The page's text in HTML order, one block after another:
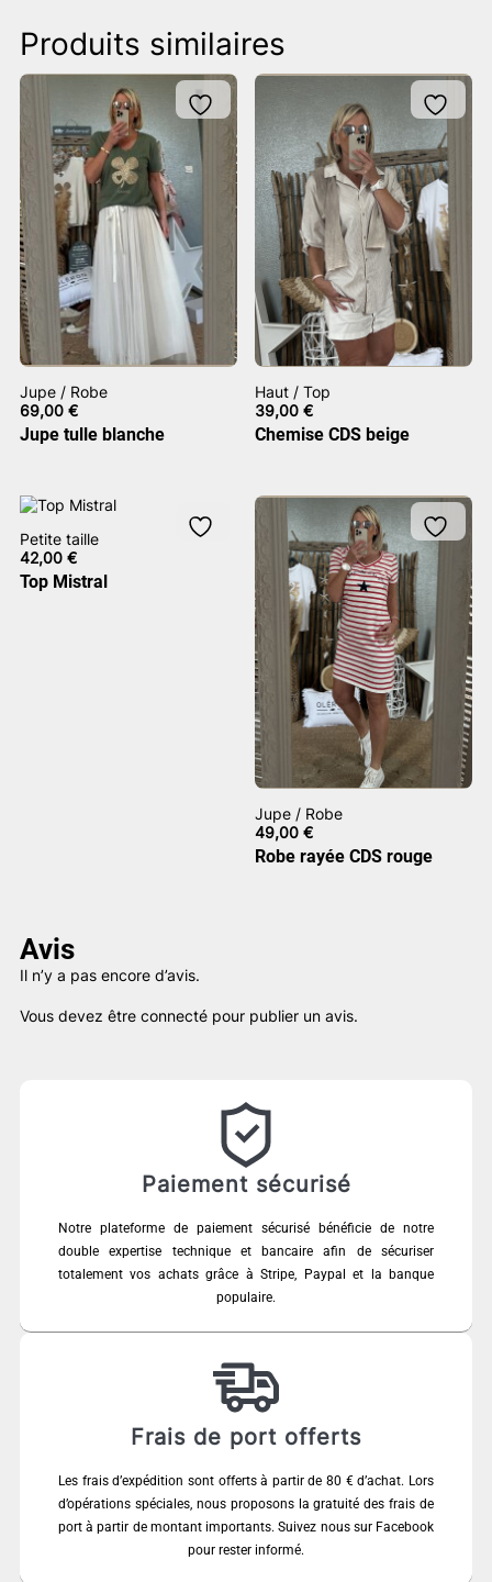
Produits similaires
Jupe / Robe
69,00 €
Jupe tulle blanche
Haut / Top
39,00€
Chemise CDS beige
Petite taille
42,00 €
Top Mistral
Jupe / Robe
49,00€
Robe rayée CDS rouge
Avis
Il n’y a pas encore d’avis.
Vous devez être connecté pour publier un avis.
Paiement sécurisé
Notre plateforme de paiement sécurisé bénéficie de notre
double expertise technique et bancaire afin de sécuriser
totalement vos achats grâce à Stripe, Paypal et la banque
populaire.
Frais de port offerts
Les frais d’expédition sont offerts à partir de 80 € d’achat. Lors
d’opérations spéciales, nous proposons la gratuité des frais de
port à partir de montant importants. Suivez nous sur Facebook
pour rester informé.